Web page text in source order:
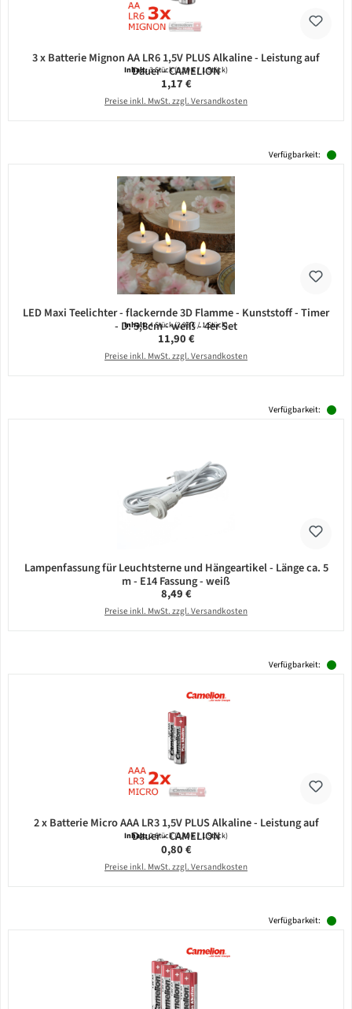
3 x Batterie Mignon AA LR6 1,5V PLUS Alkaline - Leistung auf
Dauer - CAMELION
Inhalt:3 Stück(0,39 € / 1 Stück)
Regulärer Preis:
1,17 €
Preise inkl. MwSt. zzgl. Versandkosten
Verfügbarkeit:
LED Maxi Teelichter - flackernde 3D Flamme - Kunststoff - Timer
- D: 5,8cm - weiß - 4er Set
Inhalt:4 Stück(2,98 € / 1 Stück)
Regulärer Preis:
11,90 €
Preise inkl. MwSt. zzgl. Versandkosten
Verfügbarkeit:
Lampenfassung für Leuchtsterne und Hängeartikel - Länge ca. 5
m - E14 Fassung - weiß
Regulärer Preis:
8,49 €
Preise inkl. MwSt. zzgl. Versandkosten
Verfügbarkeit:
2 x Batterie Micro AAA LR3 1,5V PLUS Alkaline - Leistung auf
Dauer - CAMELION
Inhalt:2 Stück(0,40 € / 1 Stück)
Regulärer Preis:
0,80 €
Preise inkl. MwSt. zzgl. Versandkosten
Verfügbarkeit: